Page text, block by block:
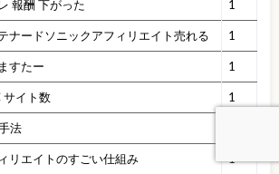
報酬 下がった 1
ナードソニックアフィリエイト売れる 1
すたー 1
サイト数 1
法
リエイトのすごい仕組み 1